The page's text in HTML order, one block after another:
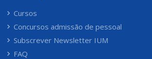
Cursos
Concursos admissão de pessoal
Subscrever Newsletter IUM
FAQ